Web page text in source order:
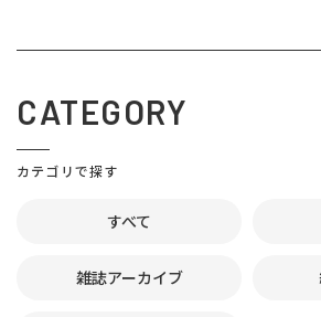
CATEGORY
カテゴリで探す
すべて
雑誌アーカイブ